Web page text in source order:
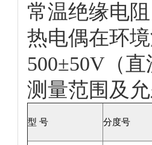
常温绝缘电阻
热电偶在环
500±50V（
测量范围及
型 号 分度号